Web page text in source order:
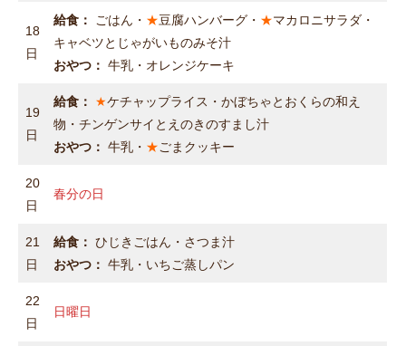
18
日
給食： ごはん・ ★豆腐ハンバーグ・ ★マカロニサラダ・
キャベツとじゃがいものみそ汁
おやつ： 牛乳・オレンジケーキ
19
日
給食： ★ケチャップライス・かぼちゃとおくらの和え
物・チンゲンサイとえのきのすまし汁
おやつ： 牛乳・ ★ごまクッキー
20
日
春分の日
21
日
給食： ひじきごはん・さつま汁
おやつ： 牛乳・いちご蒸しパン
22
日
日曜日